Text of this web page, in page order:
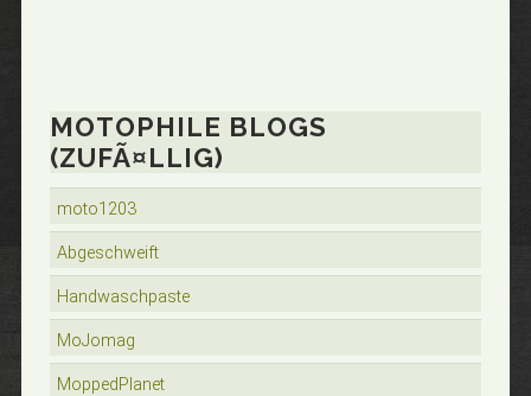
MOTOPHILE BLOGS
(ZUFÃ¤LLIG)
moto1203
Abgeschweift
Handwaschpaste
MoJomag
MoppedPlanet